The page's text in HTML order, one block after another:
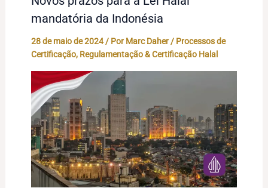
mandatória da Indonésia
28 de maio de 2024/ Por Marc Daher/ Processos de
Certificação, Regulamentação & Certificação Halal